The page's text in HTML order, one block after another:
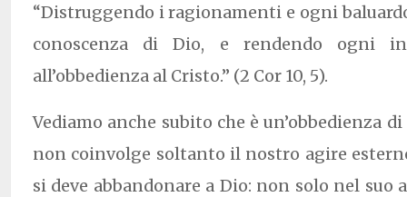
“Distruggendo i ragionamenti e ogni
conoscenza di Dio, e rendendo ogni
all’obbedienza al Cristo.” (2 Cor 10, 5).
Vediamo anche subito che è un’obbedienza
non coinvolge soltanto il nostro agire
si deve abbandonare a Dio: non solo nel suo